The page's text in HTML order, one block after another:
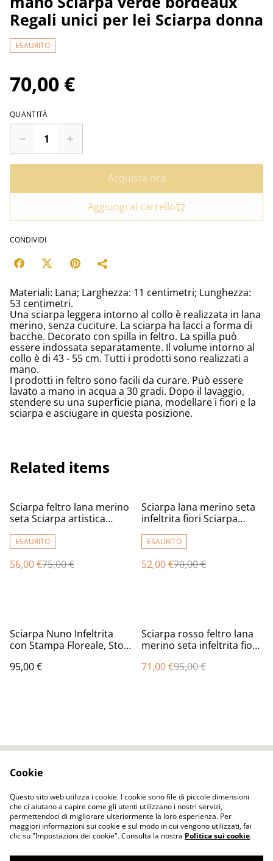
Regali unici per lei Sciarpa donna
ESAURITO
70,00 €
QUANTITÀ
Acquista ora
Aggiungi al carrello
CONDIVIDI
Materiali: Lana; Larghezza: 11 centimetri; Lunghezza:
53 centimetri.
Una sciarpa leggera intorno al collo è realizzata in lana
merino, senza cuciture. La sciarpa ha lacci a forma di
bacche. Decorato con spilla in feltro. La spilla può
essere indossata separatamente. Il volume intorno al
collo è di 43 - 55 cm. Tutti i prodotti sono realizzati a
mano.
I prodotti in feltro sono facili da curare. Può essere
lavato a mano in acqua a 30 gradi. Dopo il lavaggio,
stendere su una superficie piana, modellare i fiori e la
sciarpa e asciugare in questa posizione.
Related items
%
Sciarpa feltro lana merino
seta Sciarpa artistica
Infeltrimento fatto a mano
ESAURITO
56,00 €75,00 €
%
Sciarpa lana merino seta
infeltrita fiori Sciarpa
lunga donna regali unici
donne regalo ragazza
Sciarpa bohémien
ESAURITO
52,00 €70,00 €
Sciarpa Nuno Infeltrita
con Stampa Floreale, Stola
Fatta a Mano, Accessorio
95,00 €
%
Sciarpa rosso feltro lana
merino seta infeltrita fiori
calda donna fatto a mano
71,00 €95,00 €
Privacy Policy
Cookie Policy
Cookie
Questo sito web utilizza i cookie. I cookie sono file di piccole dimensioni
che ci aiutano a capire come gli utenti utilizzano i nostri servizi,
permettendoci di migliorare ulteriormente la loro esperienza. Per
maggiori informazioni sui cookie e sul modo in cui vengono utilizzati, fai
clic su "Impostazioni dei cookie". Consulta la nostra Politica sui cookie.